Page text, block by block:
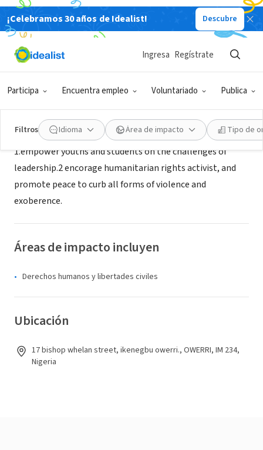
¡Celebramos 30 años de Idealist! Descubre
Participa Encuentra empleo Voluntariado Publica
Ingresa Regístrate
Filtros Idioma Área de impacto Tipo de
ORGANIZACIÓN SIN FIN DE LUCRO
resyfci
Acerca de
1.empower youths and students on the challenges of
leadership.2 encorage humanitarian rights activist, and
promote peace to curb all forms of violence and
exoberence.
Áreas de impacto incluyen
Derechos humanos y libertades civiles
Ubicación
17 bishop whelan street, ikenegbu owerri., OWERRI, IM 234,
Nigeria